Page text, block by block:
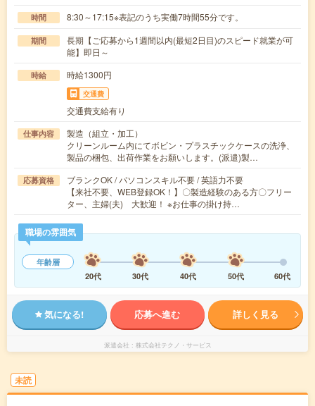
時間 8:30～17:15※表記のうち実働7時間55分です。
期間
長期【ご応募から1週間以内(最短2日目)のスピード就業が可
能】即日～
時給 時給1300円
交通費
交通費支給有り
仕事内容
製造（組立・加工）
クリーンルーム内にてボビン・プラスチックケースの洗浄、
製品の梱包、出荷作業をお願いします。(派遣)製…
応募資格
ブランクOK / パソコンスキル不要 / 英語力不要
【来社不要、WEB登録OK！】〇製造経験のある方〇フリー
ター、主婦(夫) 大歓迎！ ※お仕事の掛け持…
職場の雰囲気
年齢層
20代
30代 40代 50代 60代
気になる! 応募へ進む 詳しく見る
派遣会社 株式会社テクノ・サービス
未読